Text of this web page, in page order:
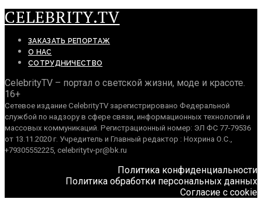
CELEBRITY.TV
ЗАКАЗАТЬ РЕПОРТАЖ
О НАС
СОТРУДНИЧЕСТВО
CelebrityTV – портал о светской жизни, моде и красоте.
16+
Сетевое издание CelebrityTV зарегистрировано Федеральной
службой по надзору в сфере связи, информационных технологий и
массовых коммуникаций. Регистрационный номер: ЭЛ ФС 77-79536
от 13.11.2020 г. Учредитель и Главный редактор : Нохрина О.С.,
+79305552225, celebritytv-pr@bk.ru
Политика конфиденциальности
Политика обработки персональных данных
Согласие с cookie